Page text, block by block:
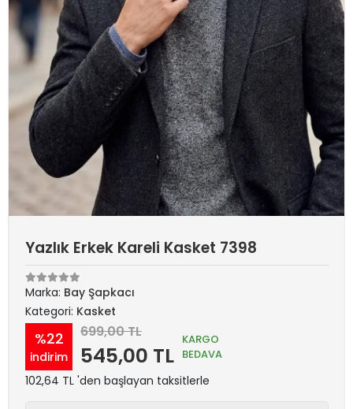
Yazlık Erkek Kareli Kasket 7398
Marka: Bay Şapkacı
Kategori: Kasket
%22
indirim
699,00 TL
545,00 TL
KARGO
BEDAVA
102,64 TL 'den başlayan taksitlerle